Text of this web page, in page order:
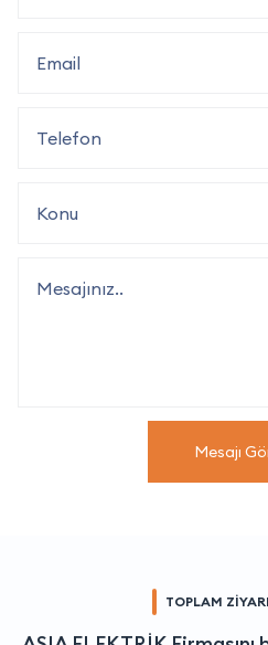
Mesajı
TOPLAM